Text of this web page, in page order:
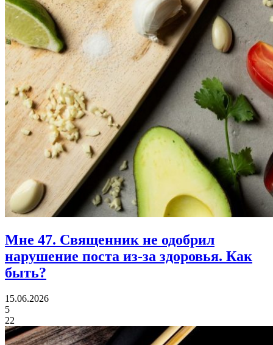
Мне 47. Священник не одобрил
нарушение поста из-за здоровья. Как
быть?
15.06.2026
5
22